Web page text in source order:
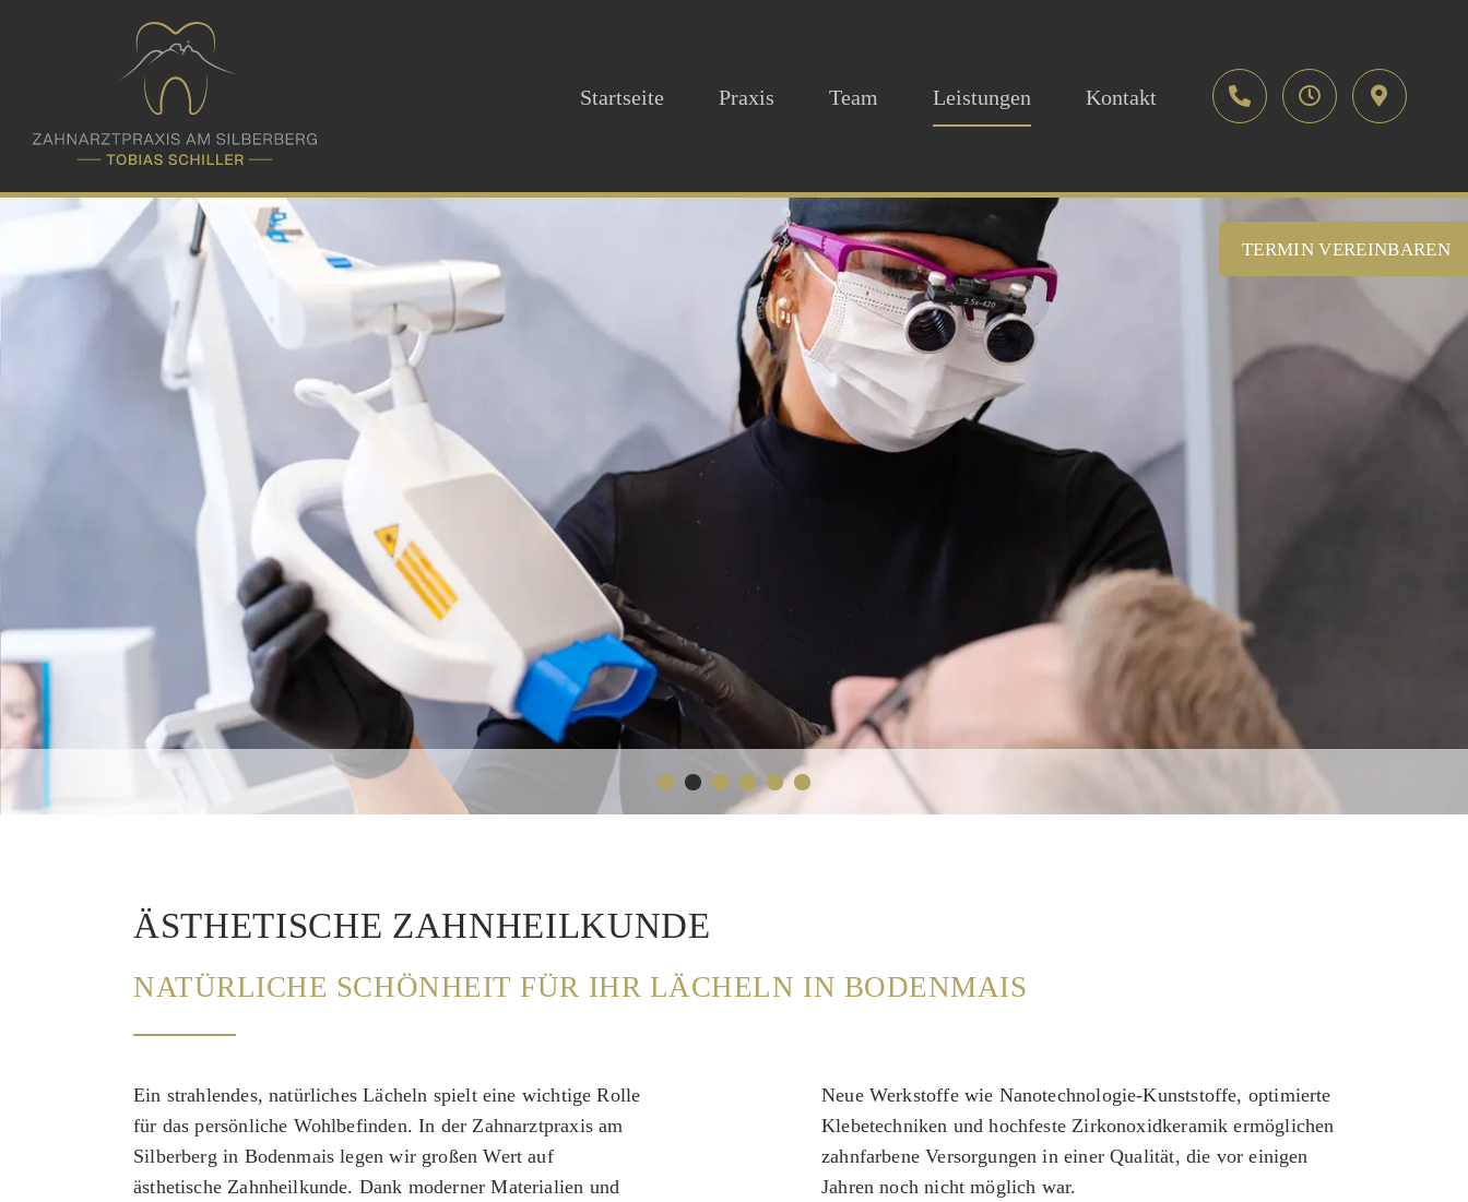
Startseite Praxis Team Leistungen Kontakt
TERMIN VEREINBAREN
ÄSTHETISCHE ZAHNHEILKUNDE
NATÜRLICHE SCHÖNHEIT FÜR IHR LÄCHELN IN BODENMAIS
Ein strahlendes, natürliches Lächeln spielt eine wichtige Rolle
für das persönliche Wohlbefinden. In der Zahnarztpraxis am
Silberberg in Bodenmais legen wir großen Wert auf
ästhetische Zahnheilkunde. Dank moderner Materialien und
Neue Werkstoffe wie Nanotechnologie-Kunststoffe, optimierte
Klebetechniken und hochfeste Zirkonoxidkeramik ermöglichen
zahnfarbene Versorgungen in einer Qualität, die vor einigen
Jahren noch nicht möglich war.